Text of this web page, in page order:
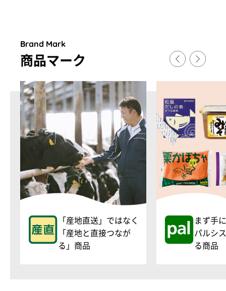
Brand Mark
商品マーク
「産地直送」ではなく
「産地と直接つなが
る」商品
まず手
パルシ
る商品